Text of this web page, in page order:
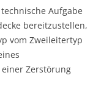
Aufgabe
bereitzustellen,
vom Zweileitertyp
Zerstörung